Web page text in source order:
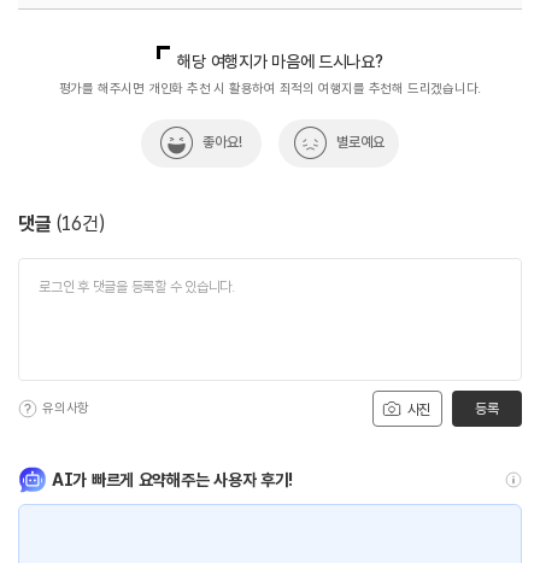
열린관광콘텐츠팀(열린관광-모두의여행)
033-738-3425
해당 여행지가 마음에 드시나요?
평가를 해주시면 개인화 추천 시 활용하여 최적의 여행지를 추천해 드리겠습니다.
좋아요! 별로예요
댓글 (16건)
사진
유의사항 등록
AI가 빠르게 요약해주는 사용자 후기!